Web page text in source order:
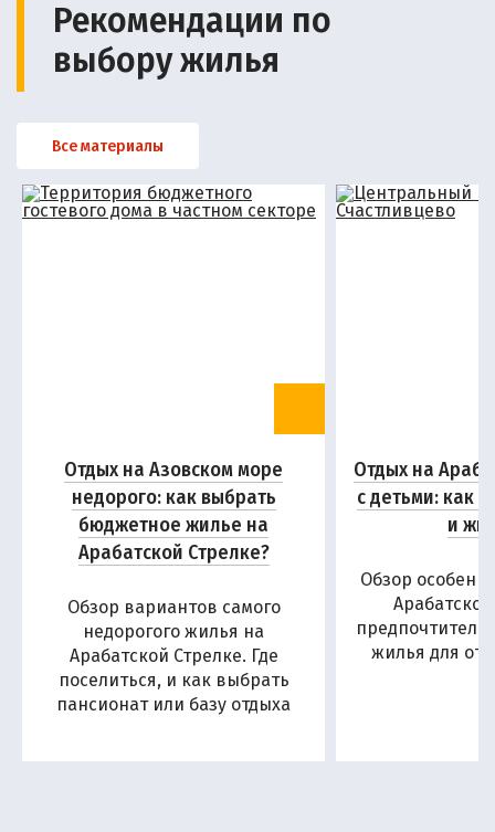
Рекомендации по
выбору жилья
Все материалы
Отдых на Азовском море
недорого: как выбрать
бюджетное жилье на
Арабатской Стрелке?
Обзор вариантов самого
недорогого жилья на
Арабатской Стрелке. Где
поселиться, и как выбрать
пансионат или базу отдыха
Отдых на
с детьми: как
и
Обзор
жилья для